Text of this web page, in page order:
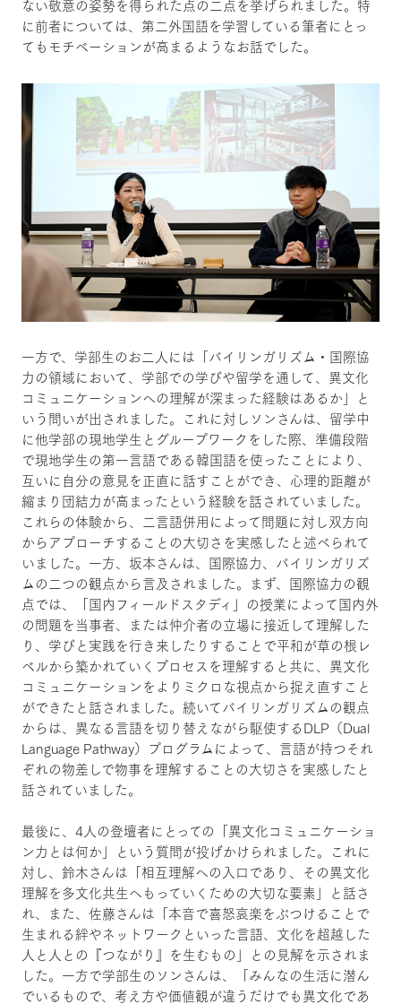
ない敬意の姿勢を得られた点の二点を挙げられました。特
に前者については、第二外国語を学習している筆者にとっ
てもモチベーションが高まるようなお話でした。
一方で、学部生のお二人には「バイリンガリズム・国際協
力の領域において、学部での学びや留学を通して、異文化
コミュニケーションへの理解が深まった経験はあるか」と
いう問いが出されました。これに対しソンさんは、留学中
に他学部の現地学生とグループワークをした際、準備段階
で現地学生の第一言語である韓国語を使ったことにより、
互いに自分の意見を正直に話すことができ、心理的距離が
縮まり団結力が高まったという経験を話されていました。
これらの体験から、二言語併用によって問題に対し双方向
からアプローチすることの大切さを実感したと述べられて
いました。一方、坂本さんは、国際協力、バイリンガリズ
ムの二つの観点から言及されました。まず、国際協力の観
点では、「国内フィールドスタディ」の授業によって国内外
の問題を当事者、または仲介者の立場に接近して理解した
り、学びと実践を行き来したりすることで平和が草の根レ
ベルから築かれていくプロセスを理解すると共に、異文化
コミュニケーションをよりミクロな視点から捉え直すこと
ができたと話されました。続いてバイリンガリズムの観点
からは、異なる言語を切り替えながら駆使するDLP（Dual
Language Pathway）プログラムによって、言語が持つそれ
ぞれの物差しで物事を理解することの大切さを実感したと
話されていました。
最後に、4人の登壇者にとっての「異文化コミュニケーショ
ン力とは何か」という質問が投げかけられました。これに
対し、鈴木さんは「相互理解への入口であり、その異文化
理解を多文化共生へもっていくための大切な要素」と話さ
れ、また、佐藤さんは「本音で喜怒哀楽をぶつけることで
生まれる絆やネットワークといった言語、文化を超越した
人と人との『つながり』を生むもの」との見解を示されま
した。一方で学部生のソンさんは、「みんなの生活に潜ん
でいるもので、考え方や価値観が違うだけでも異文化であ